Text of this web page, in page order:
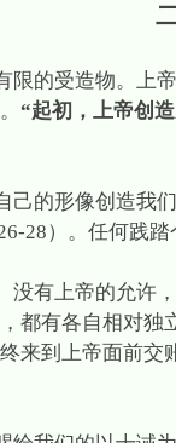
限的受造物。上
“起初，上帝创
己的形像创造我
28）。任何践
没有上帝的允许
都有各自相对
来到上帝面前